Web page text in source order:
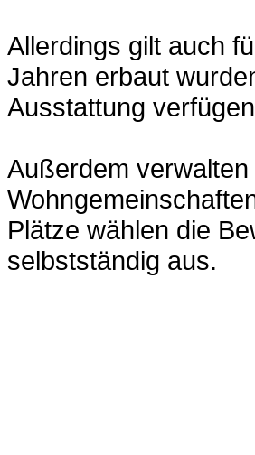
Allerdings gilt auch
Jahren erbaut
Ausstattung
Außerdem
Plätze wählen die
selbstständig aus.